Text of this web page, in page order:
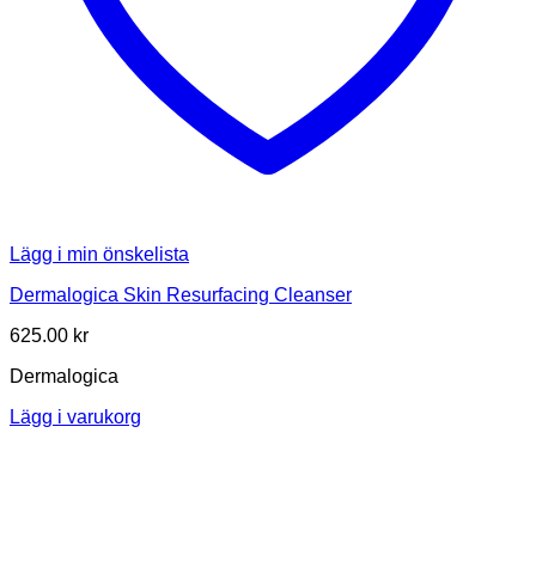
Lägg i min önskelista
Dermalogica Skin Resurfacing Cleanser
625.00 kr
Dermalogica
Lägg i varukorg